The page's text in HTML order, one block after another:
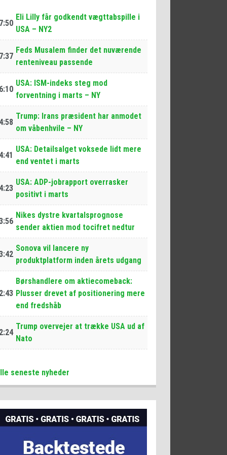
Eli Lilly får godkendt vægttabspille i
USA – NY2
Feds Musalem finder det nuværende
renteniveau passende
USA: ISM-indeks steg mod
forventning i marts – NY
Trump: Irans præsident har anmodet
om våbenhvile – NY
USA: Detailsalget voksede lidt mere
end ventet i marts
USA: ADP-jobrapport overrasker
positivt i marts
Nikes dystre kvartalsprognose
sender aktien mod tocifret nedtur
Sonova vil lancere ny
produktplatform inden årets udgang
Børshandlere om aktiecomeback:
Plusser drevet af positionering mere
end fredshåb
Trump overvejer at trække USA ud af
Nato
seneste nyheder